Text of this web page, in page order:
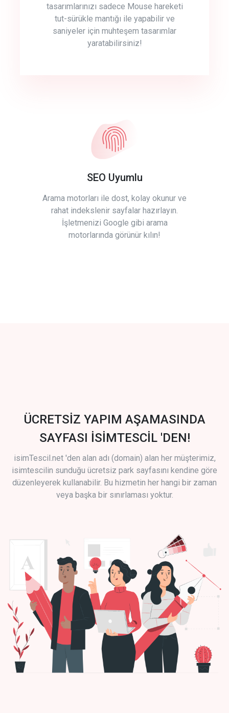
tasarımlarınızı sadece Mouse hareketi
tut-sürükle mantığı ile yapabilir ve
saniyeler için muhteşem tasarımlar
yaratabilirsiniz!
SEO Uyumlu
Arama motorları ile dost, kolay okunur ve
rahat indekslenir sayfalar hazırlayın.
İşletmenizi Google gibi arama
motorlarında görünür kılın!
ÜCRETSİZ YAPIM AŞAMASINDA
SAYFASI İSİMTESCİL 'DEN!
isimTescil.net 'den alan adı (domain) alan her müşterimiz,
isimtescilin sunduğu ücretsiz park sayfasını kendine göre
düzenleyerek kullanabilir. Bu hizmetin her hangi bir zaman
veya başka bir sınırlaması yoktur.